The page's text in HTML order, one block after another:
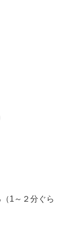
1～２分ぐら